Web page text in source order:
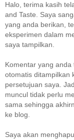
Halo, terima kasih
and Taste. Saya
yang anda berikan,
eksperimen dalam
saya tampilkan.
Komentar yang
otomatis ditampilkan
persetujuan saya.
muncul tidak perlu
sama sehingga
ke blog.
Saya akan